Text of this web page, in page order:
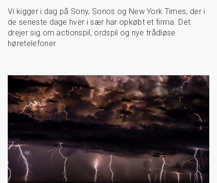
Vi kigger i dag på Sony, Sonos og New York Times, der i
de seneste dage hver i sær har opkøbt et firma. Det
drejer sig om actionspil, ordspil og nye trådløse
høretelefoner.